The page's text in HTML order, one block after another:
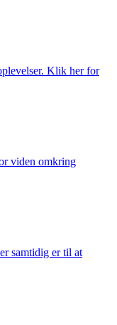
Klik her for
viden omkring
samtidig er til at